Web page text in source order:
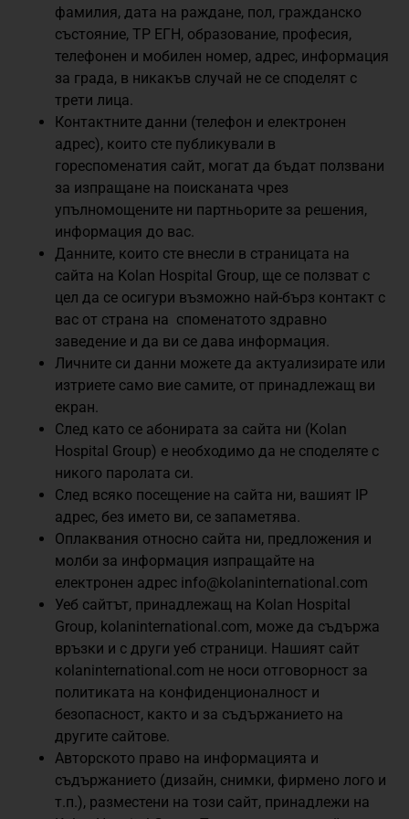
фамилия, дата на раждане, пол, гражданско
състояние, ТР ЕГН, образование, професия,
телефонен и мобилен номер, адрес, информация
за града, в никакъв случай не се споделят с
трети лица.
Контактните данни (телефон и електронен
адрес), които сте публикували в
гореспоменатия сайт, могат да бъдат ползвани
за изпращане на поисканата чрез
упълномощените ни партньорите за решения,
информация до вас.
Данните, които сте внесли в страницата на
сайта на Kolan Hospital Group, ще се ползват с
цел да се осигури възможно най-бърз контакт с
вас от страна на споменатото здравно
заведение и да ви се дава информация.
Личните си данни можете да актуализирате или
изтриете само вие самите, от принадлежащ ви
екран.
След като се абонирата за сайта ни (Kolan
Hospital Group) е необходимо да не споделяте с
никого паролата си.
След всяко посещение на сайта ни, вашият IP
адрес, без името ви, се запаметява.
Оплаквания относно сайта ни, предложения и
молби за информация изпращайте на
електронен адрес info@kolaninternational.com
Уеб сайтът, принадлежащ на Kolan Hospital
Group, kolaninternational.com, може да съдържа
връзки и с други уеб страници. Нашият сайт
кolaninternational.com не носи отговорност за
политиката на конфиденционалност и
безопасност, както и за съдържанието на
другите сайтове.
Авторското право на информацията и
съдържанието (дизайн, снимки, фирмено лого и
т.п.), разместени на този сайт, принадлежи на